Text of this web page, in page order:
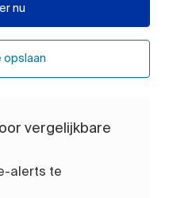
nu
opslaan
vergelijkbare
alerts te